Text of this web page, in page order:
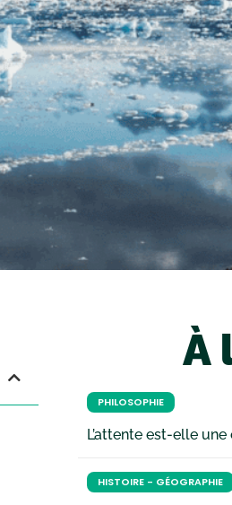
À
PHILOSOPHIE
L’attente est-elle
HISTOIRE - GÉOGRAPHIE